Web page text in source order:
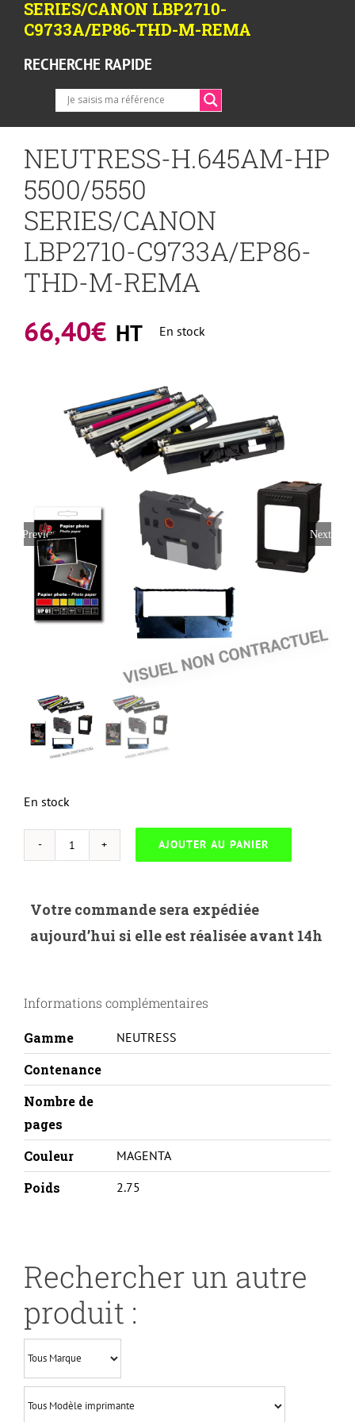
SERIES/CANON LBP2710-
C9733A/EP86-THD-M-REMA
RECHERCHE RAPIDE
NEUTRESS-H.645AM-HP
5500/5550
SERIES/CANON
LBP2710-C9733A/EP86-
THD-M-REMA
66,40€ HT En stock
Previous Next
En stock
quantité
H.645AM-
HP
LBP2710-
THD-
M-
REMA
AJOUTER AU PANIER
Votre commande sera expédiée
aujourd’hui si elle est réalisée avant 14h
Informations complémentaires
Gamme NEUTRESS
Contenance
Nombre de
pages
Couleur
MAGENTA
Poids 2.75
Rechercher un autre
produit :